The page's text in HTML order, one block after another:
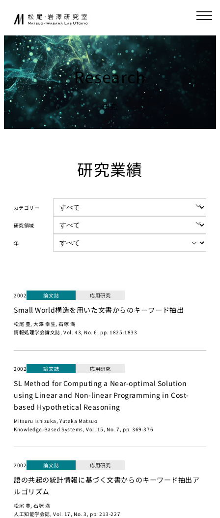
を
キ
ッ
プ
研究室について
ニュース
研究
講義について
募集中の講座と予
ンス
GCIベー
ロから始
タサイエ
GCI（グ
ローバル
消費イン
テリジェ
講座）
機械学習
プログラ
ミング応
用IIC
起業家育成
松尾研発スタート
アップ
起業クエスト
社会連携
寄付講座
消費インテリ
大規模言語モデ
ョン
Physical AI
開発コンペテ
ペ2025
JA EN
Research
研究
研究業績
カテゴリー
研究領域
年
2002 論文誌 応用研究
Small World構造を用いた文書からのキーワード抽出
松尾 豊, 大澤 幸生, 石塚 満
情報処理学会論文誌, Vol. 43, No. 6, pp. 1825-1833
2002 論文誌 応用研究
SL Method for Computing a Near-optimal Solution
using Linear and Non-linear Programming in Cost-
based Hypothetical Reasoning
Mitsuru Ishizuka, Yutaka Matsuo
Knowledge-Based Systems, Vol. 15, No. 7, pp. 369-376
2002 論文誌 応用研究
語の共起の統計情報に基づく文書からのキーワード抽出ア
ルゴリズム
松尾 豊, 石塚 満
人工知能学会誌, Vol. 17, No. 3, pp. 213-227